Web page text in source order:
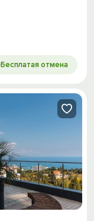
Бесплатая отмена